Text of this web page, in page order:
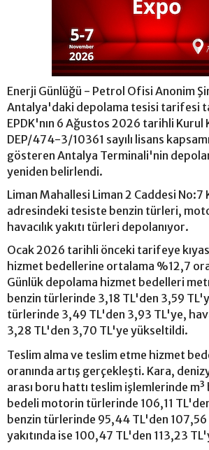
Enerji Günlüğü - Petrol Ofisi Anonim
Antalya'daki depolama tesisi tarifesi
EPDK'nın 6 Ağustos 2026 tarihli Kurul
DEP/474-3/10361 sayılı lisans
gösteren Antalya Terminali'nin
yeniden belirlendi.
Liman Mahallesi Liman 2 Caddesi No:7
adresindeki tesiste benzin türleri,
havacılık yakıtı türleri depolanıyor.
Ocak 2026 tarihli önceki tarifeye
hizmet bedellerine ortalama %12,7
Günlük depolama hizmet bedelleri
benzin türlerinde 3,18 TL'den 3,59
türlerinde 3,49 TL'den 3,93 TL'ye,
3,28 TL'den 3,70 TL'ye yükseltildi.
Teslim alma ve teslim etme hizmet
oranında artış gerçekleşti. Kara,
arası boru hattı teslim işlemlerinde m³
bedeli motorin türlerinde 106,11
benzin türlerinde 95,44 TL'den 107,56
yakıtında ise 100,47 TL'den 113,23